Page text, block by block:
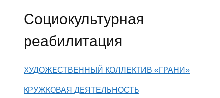
Социокультурная
реабилитация
ХУДОЖЕСТВЕННЫЙ КОЛЛЕКТИВ «ГРАНИ»
КРУЖКОВАЯ ДЕЯТЕЛЬНОСТЬ